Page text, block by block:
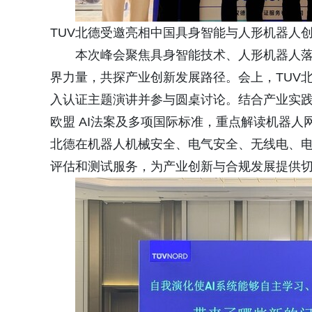
TUV北德受邀亮相中国具身智能与人形机器人
本次峰会聚焦具身智能技术、人形机器人
界力量，共探产业创新发展路径。会上，TUV
入认证主题演讲并参与圆桌讨论。结合产业实
欧盟 AI法案及多项国际标准，重点解读机器
北德在机器人机械安全、电气安全、无线电、
评估和测试服务，为产业创新与合规发展提供